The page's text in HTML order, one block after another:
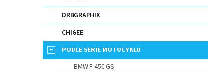
a
n
a
DRBGRAPHIX
CHIGEE
PODLE SERIE MOTOCYKLU
BMW F 450 GS